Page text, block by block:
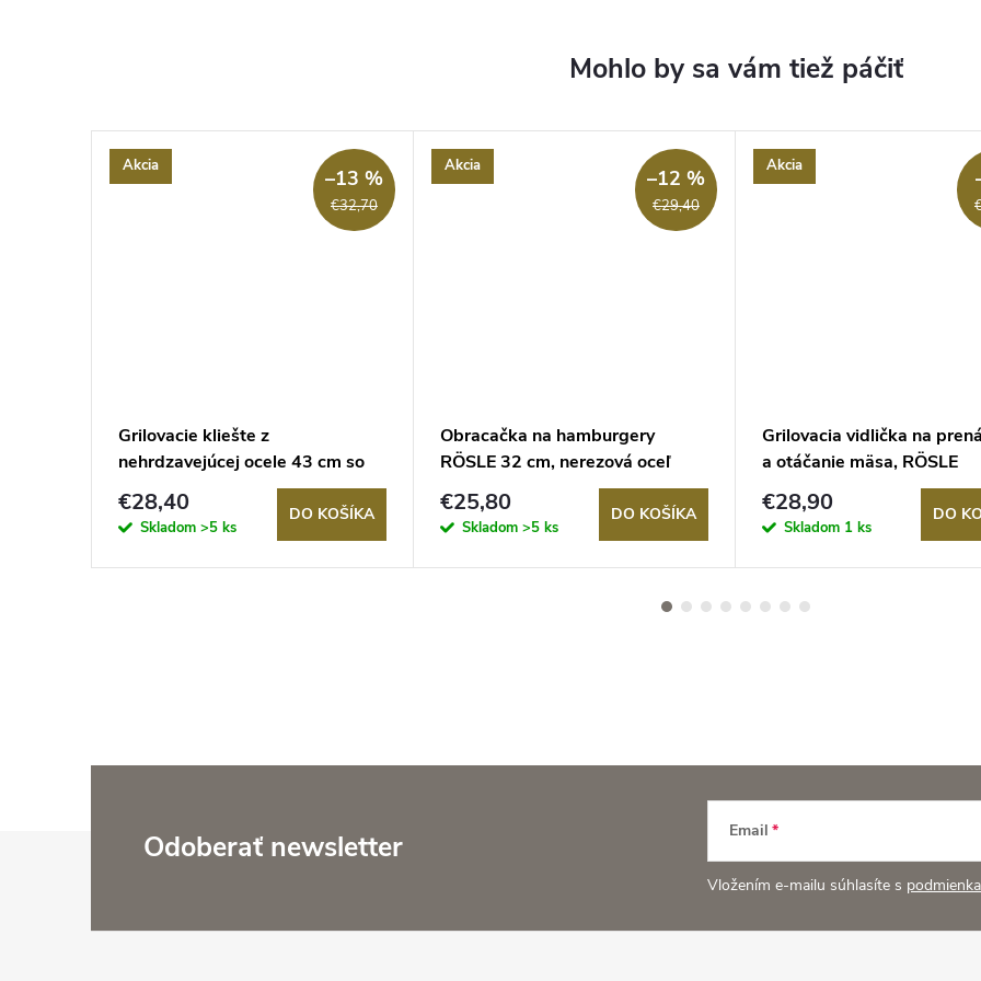
Akcia
€32,70
–13 %
Grilovacie kliešte z
nehrdzavejúcej ocele 43 cm so
zámkom rukoväte,
OUTDOORCHEF
€28,40
Skladom >5 ks
DO KOŠÍKA
Akcia
€29,40
–12 %
Obracačka na hamburgery
RÖSLE 32 cm, nerezová oceľ
€25,80
Skladom >5 ks
DO KOŠÍKA
Akcia
Grilovacia vidlička na
a otáčanie mäsa, RÖSLE
€28,90
Skladom 1 ks
DO
Odoberať newsletter Email
Vložením e-mailu súhlasíte s